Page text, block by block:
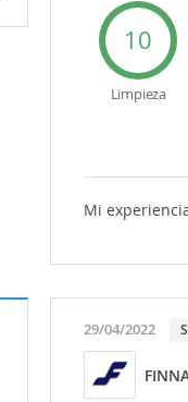
10
Limpieza
Mi
29/04/2022